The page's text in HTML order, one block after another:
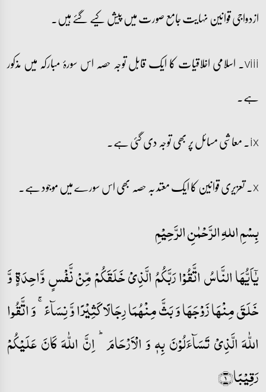
ازدواجی قوانین نہایت جامع صورت میں پیش کیے گئے ہیں۔
viii۔ اسلامی اخلاقیات کا ایک قابل توجہ حصہ اس سورۂ مبارکہ میں مذکور
ہے۔
ix۔ معاشی مسائل پر بھی توجہ دی گئی ہے۔
x۔ تعزیری قوانین کا ایک معتد بہ حصہ بھی اس سورے میں موجود ہے۔
بِسْمِ اللہِ الرَّحْمٰنِ الرَّحِيْمِ
یٰۤاَیُّہَا النَّاسُ اتَّقُوۡا رَبَّکُمُ الَّذِیۡ خَلَقَکُمۡ مِّنۡ نَّفۡسٍ وَّاحِدَۃٍ وَّ
خَلَقَ مِنۡہَا زَوۡجَہَا وَ بَثَّ مِنۡہُمَا رِجَالًا کَثِیۡرًا وَّ نِسَآءً ۚ وَ اتَّقُوا
اللّٰہَ الَّذِیۡ تَسَآءَلُوۡنَ بِہٖ وَ الۡاَرۡحَامَ ؕ اِنَّ اللّٰہَ کَانَ عَلَیۡکُمۡ
رَقِیۡبًا﴿۱﴾